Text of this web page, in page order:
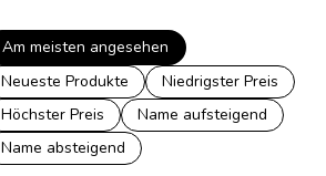
Am meisten angesehen
Neueste Produkte
Niedrigster Preis
Höchster Preis
Name aufsteigend
Name absteigend